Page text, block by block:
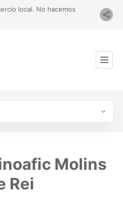
local. No hacemos
Molins
Rei